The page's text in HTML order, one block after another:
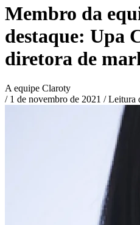
Membro da
destaque: Upa
diretora de
A equipe Claroty
/ 1 de novembro de 2021 /Leitura